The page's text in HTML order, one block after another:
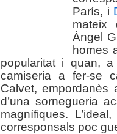
París, i
mateix
Àngel
homes
popularitat i quan, a
camiseria a fer-se
Calvet, empordanès
d’una sornegueria
magnífiques.
corresponsals poc